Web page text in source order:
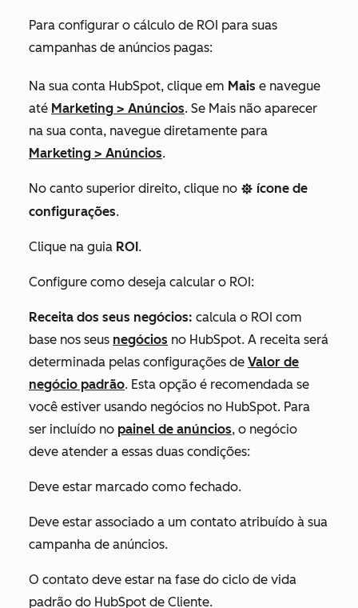
Para configurar o cálculo de ROI para suas
campanhas de anúncios pagas:
Na sua conta HubSpot, clique em Mais e navegue
até Marketing > Anúncios. Se Mais não aparecer
na sua conta, navegue diretamente para
Marketing > Anúncios.
No canto superior direito, clique no settings ícone de
configurações.
Clique na guia ROI.
Configure como deseja calcular o ROI:
Receita dos seus negócios: calcula o ROI com
base nos seus negócios no HubSpot. A receita será
determinada pelas configurações de Valor de
negócio padrão. Esta opção é recomendada se
você estiver usando negócios no HubSpot. Para
ser incluído no painel de anúncios, o negócio
deve atender a essas duas condições:
Deve estar marcado como fechado.
Deve estar associado a um contato atribuído à sua
campanha de anúncios.
O contato deve estar na fase do ciclo de vida
padrão do HubSpot de Cliente.